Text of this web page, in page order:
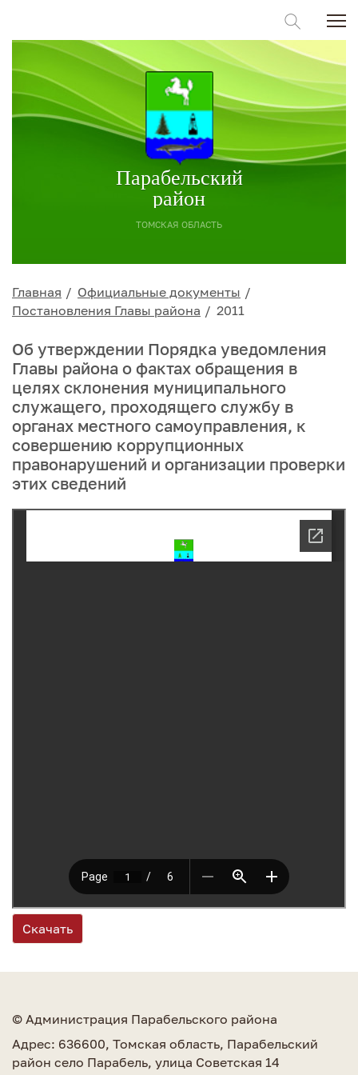
Парабельский
район
ТОМСКАЯ ОБЛАСТЬ
Главная
Официальные документы
Постановления Главы района
2011
Об утверждении Порядка уведомления
Главы района о фактах обращения в
целях склонения муниципального
служащего, проходящего службу в
органах местного самоуправления, к
совершению коррупционных
правонарушений и организации проверки
этих сведений
Скачать
© Администрация Парабельского района
Адрес: 636600, Томская область, Парабельский
район село Парабель, улица Советская 14